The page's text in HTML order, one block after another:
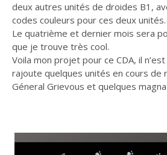
deux autres unités de droides B1,
codes couleurs pour ces deux unités.
Le quatrième et dernier mois sera
que je trouve très cool.
Voila mon projet pour ce CDA, il
rajoute quelques unités en cours de
Géneral Grievous et quelques